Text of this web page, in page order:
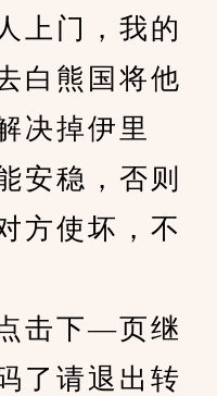
上门，我的
白熊国将他
决掉伊里
安稳，否则
方使坏，不
击下—页继
了请退出转